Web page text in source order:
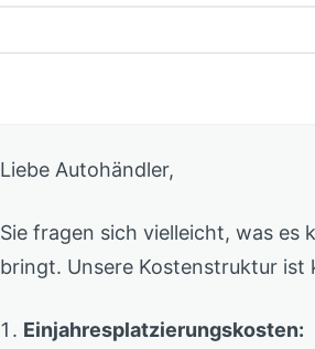
Liebe Autohändler,
Sie fragen sich vielleicht, was es
bringt. Unsere Kostenstruktur ist
Einjahresplatzierungskosten: